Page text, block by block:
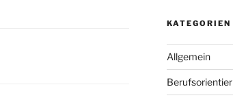
KATEGORIEN
Allgemein